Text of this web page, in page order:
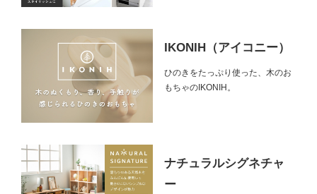
IKONIH（アイコニー）
ひのきをたっぷり使った、木のお
もちゃのIKONIH。
ナチュラルシグネチャ
ー